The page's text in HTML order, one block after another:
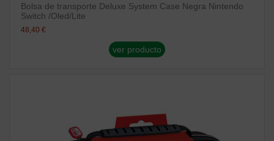
Bolsa de transporte Deluxe System Case Negra Nintendo
Switch /Oled/Lite
48,40 €
ver producto